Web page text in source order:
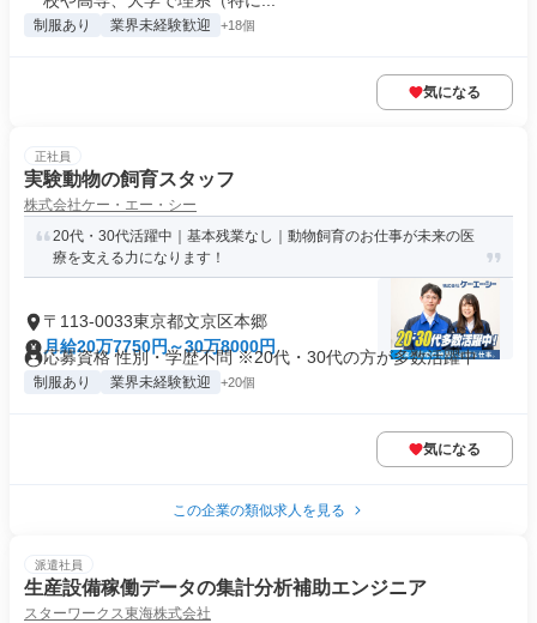
制服あり 業界未経験歓迎 +18個
気になる
正社員
実験動物の飼育スタッフ
株式会社ケー・エー・シー
20代・30代活躍中｜基本残業なし｜動物飼育のお仕事が未来の医
療を支える力になります！
〒113-0033東京都文京区本郷
月給20万7750円～30万8000円
応募資格 性別・学歴不問 ※20代・30代の方が多数活躍中
制服あり 業界未経験歓迎 +20個
気になる
この企業の類似求人を見る
派遣社員
生産設備稼働データの集計分析補助エンジニア
スターワークス東海株式会社